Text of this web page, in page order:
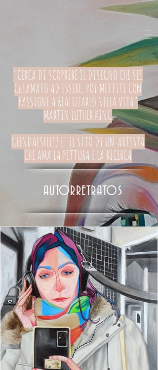
"CERCA DI SCOPRIRE IL DISEGNO CHE SEI
CHIAMATO AD ESSERE, POI METTITI CON
PASSIONE A REALIZZARLO NELLA VITA"
MARTIN LUTHER KING
GLENDAESFELIZ E' IL SITO DI UN'ARTISTA
CHE AMA LA PITTURA E LA RICERCA
AUTORRETRATOS